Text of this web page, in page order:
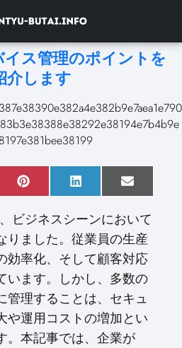
ス管理のポイントを
介します
S
h
r
o
n
P
i
t
r
e
s
t
S
h
r
e
o
n
L
i
k
e
d
n
S
h
r
e
o
n
E
m
i
ビジネスシーンにおいて
りました。従業員の生産
効率化、そして顧客対応
います。しかし、多数の
管理することは、セキュ
や運用コストの増加とい
。本記事では、企業が